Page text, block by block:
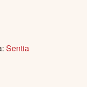
:Sentia